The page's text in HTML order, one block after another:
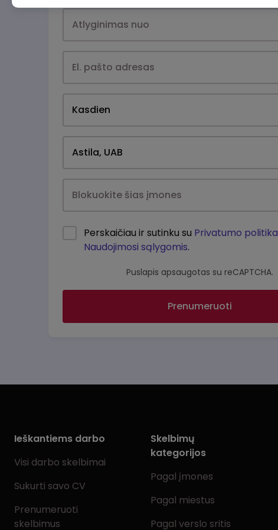
Kasdien
Perskaičiau ir sutinku su Privatumo politika
Naudojimosi sąlygomis.
Puslapis apsaugotas su reCAPTCHA.
Prenumeruoti
Ieškantiems darbo
Visi darbo skelbimai
Sukurti savo CV
Prenumeruoti
skelbimus
Skelbimų
kategorijos
Pagal įmones
Pagal miestus
Pagal verslo sritis